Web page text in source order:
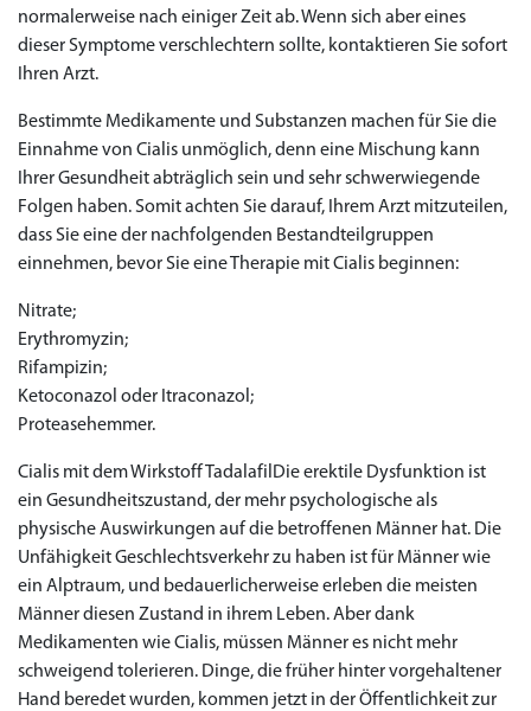
normalerweise nach einiger Zeit ab. Wenn sich aber eines
dieser Symptome verschlechtern sollte, kontaktieren Sie sofort
Ihren Arzt.
Bestimmte Medikamente und Substanzen machen für Sie die
Einnahme von Cialis unmöglich, denn eine Mischung kann
Ihrer Gesundheit abträglich sein und sehr schwerwiegende
Folgen haben. Somit achten Sie darauf, Ihrem Arzt mitzuteilen,
dass Sie eine der nachfolgenden Bestandteilgruppen
einnehmen, bevor Sie eine Therapie mit Cialis beginnen:
Nitrate;
Erythromyzin;
Rifampizin;
Ketoconazol oder Itraconazol;
Proteasehemmer.
Cialis mit dem Wirkstoff TadalafilDie erektile Dysfunktion ist
ein Gesundheitszustand, der mehr psychologische als
physische Auswirkungen auf die betroffenen Männer hat. Die
Unfähigkeit Geschlechtsverkehr zu haben ist für Männer wie
ein Alptraum, und bedauerlicherweise erleben die meisten
Männer diesen Zustand in ihrem Leben. Aber dank
Medikamenten wie Cialis, müssen Männer es nicht mehr
schweigend tolerieren. Dinge, die früher hinter vorgehaltener
Hand beredet wurden, kommen jetzt in der Öffentlichkeit zur